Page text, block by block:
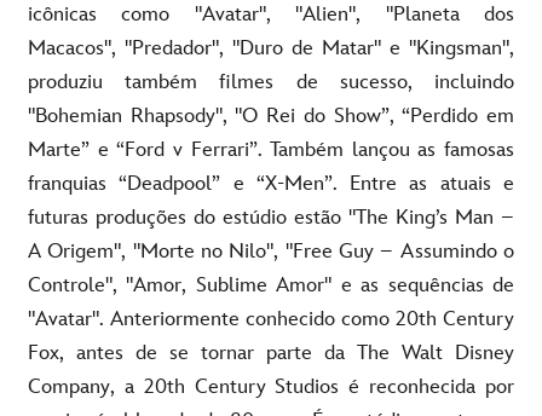
icônicas como "Avatar", "Alien", "Planeta dos
Macacos", "Predador", "Duro de Matar" e "Kingsman",
produziu também filmes de sucesso, incluindo
"Bohemian Rhapsody", "O Rei do Show”, “Perdido em
Marte” e “Ford v Ferrari”. Também lançou as famosas
franquias “Deadpool” e “X-Men”. Entre as atuais e
futuras produções do estúdio estão "The King’s Man –
A Origem", "Morte no Nilo", "Free Guy – Assumindo o
Controle", "Amor, Sublime Amor" e as sequências de
"Avatar". Anteriormente conhecido como 20th Century
Fox, antes de se tornar parte da The Walt Disney
Company, a 20th Century Studios é reconhecida por